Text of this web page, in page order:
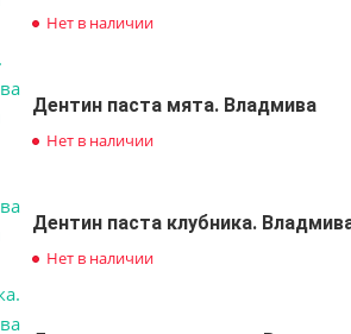
Нет в наличии
Дентин паста мята. Владмива
Нет в наличии
Дентин паста клубника.
Нет в наличии